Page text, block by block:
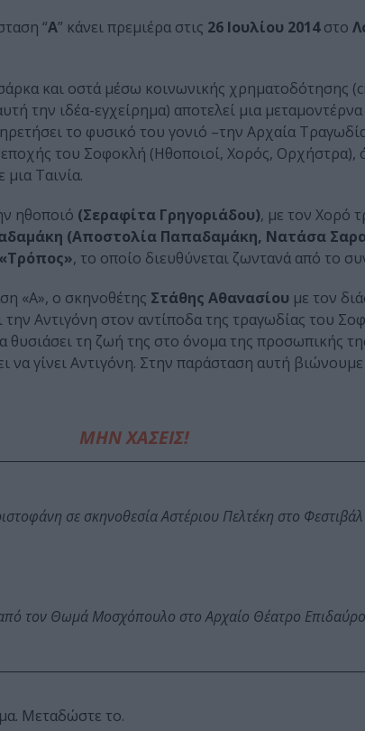
“Α” κάνει πρεμιέρα στις 26 Ιουλίου 2014στο
και οστά μέσω κοινωνικής χρηματοδότησης
την ιδέα-εγχείρημα) αποτελεί μια
το φυσικό του γονιό –την Αρχαία
του Σοφοκλή (Ηθοποιοί, Χορός, Ορχήστρα),
Ταινία.
ηθοποιό (Σεραφίτα Γρηγοριάδου), με τον Χορό
(Αποστολία Παπαδαμάκη, Νατάσα
, το οποίο διευθύνεται ζωντανά από το
«Α», ο σκηνοθέτης Στάθης Αθανασίου με τον
την Αντιγόνη στον αντίποδα της τραγωδίας του
τη ζωή της στο όνομα της προσωπικής
να γίνει Αντιγόνη. Στην παράσταση αυτή
ΜΗΝ ΧΑΣΕΙΣ!
σε σκηνοθεσία Αστέριου Πελτέκη στο
τον Θωμά Μοσχόπουλο στο Αρχαίο Θέατρο
Μεταδώστε το.